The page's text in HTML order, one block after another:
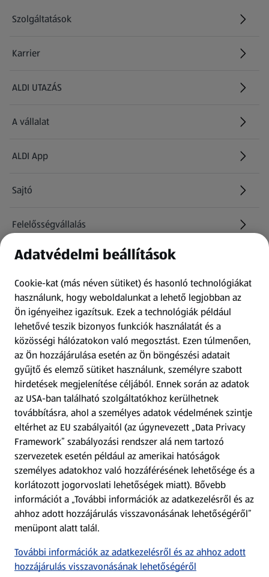
Szolgáltatások
Karrier
(új oldalon nyílik meg)
ALDI UTAZÁS
(új oldalon nyílik meg)
A vállalat
ALDI App
Sajtó
Felelősségvállalás
Információk
Kérdőív
Fizetési lehetőségek
ALDI utalványok
Árcsökkentés
Adattörlő alkalmazás
Szervizpont
(új oldalon nyílik meg)
Fedezz fel minket az interneten!
Töltsd le az ALDI Magyarország applikációt!
Adatvédelmi beállítások
Cookie-kat (más néven sütiket) és hasonló technológiákat
használunk, hogy weboldalunkat a lehető legjobban az
Ön igényeihez igazítsuk. Ezek a technológiák például
lehetővé teszik bizonyos funkciók használatát és a
közösségi hálózatokon való megosztást. Ezen túlmenően,
az Ön hozzájárulása esetén az Ön böngészési adatait
gyűjtő és elemző sütiket használunk, személyre szabott
hirdetések megjelenítése céljából. Ennek során az adatok
az USA-ban található szolgáltatókhoz kerülhetnek
továbbításra, ahol a személyes adatok védelmének szintje
eltérhet az EU szabályaitól (az úgynevezett „Data Privacy
Framework” szabályozási rendszer alá nem tartozó
szervezetek esetén például az amerikai hatóságok
személyes adatokhoz való hozzáférésének lehetősége és a
korlátozott jogorvoslati lehetőségek miatt). Bővebb
információt a „További információk az adatkezelésről és az
ahhoz adott hozzájárulás visszavonásának lehetőségéről”
menüpont alatt talál.
További információk az adatkezelésről és az ahhoz adott
hozzájárulás visszavonásának lehetőségéről